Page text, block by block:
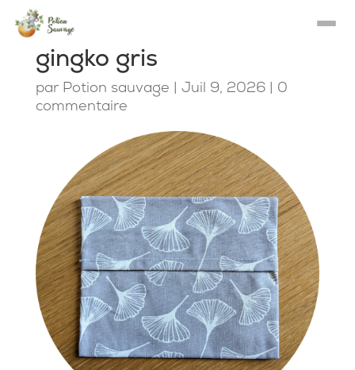
gingko gris
par Potion sauvage | Juil 9, 2026| 0
commentaire